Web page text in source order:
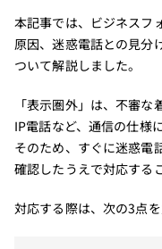
本記事では、ビジネスフ
原因、迷惑電話との見分
ついて解説しました。
「表示圏外」は、不審
IP電話など、通信の仕様
そのため、すぐに迷惑電
確認したうえで対応する
対応する際は、次の3点を